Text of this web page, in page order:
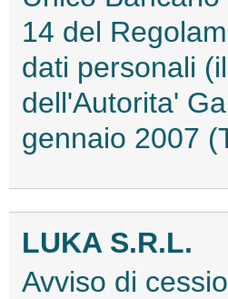
14 del
dati personali
dell'Autorita'
gennaio 2007
LUKA S.R.L.
Avviso di